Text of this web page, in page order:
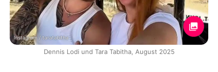
Instagram / taratabitha
Dennis Lodi und Tara Tabitha, August 2025